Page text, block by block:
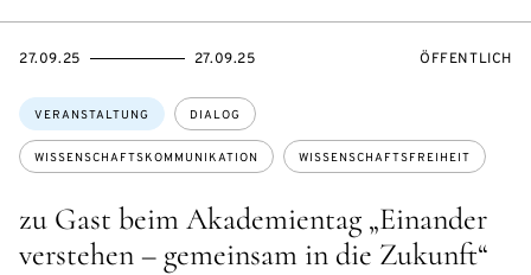
zu Gast beim Akademientag „Einander
verstehen – gemeinsam in die Zukunft“
Themen:
VERANSTALTUNG DIALOG
WISSENSCHAFTSKOMMUNIKATION WISSENSCHAFTSFREIHEIT
EVENTBEGINSON
27.09.25
EVENTENDSON 27.09.25 ÖFFENTLICH